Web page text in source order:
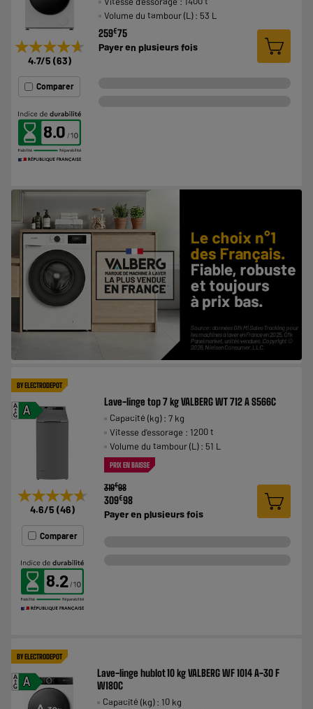
★★★★★
★★★★★
4.7/5 (63)
Comparer
8.0
Volume du tambour (L) : 53 L
259€75
Payer en plusieurs fois
BY ELECTRODEPOT
A
A
G
★★★★★
★★★★★
4.6/5 (46)
Comparer
8.2
Lave-linge top 7 kg VALBERG WT 712 A S566C
Capacité (kg) : 7 kg
Vitesse d'essorage : 1200 t
Volume du tambour (L) : 51 L
PRIX EN BAISSE
319€98
309€98
Payer en plusieurs fois
BY ELECTRODEPOT
A
A
G
Lave-linge hublot 10 kg VALBERG WF 1014 A-30 F
W180C
Capacité (kg) : 10 kg